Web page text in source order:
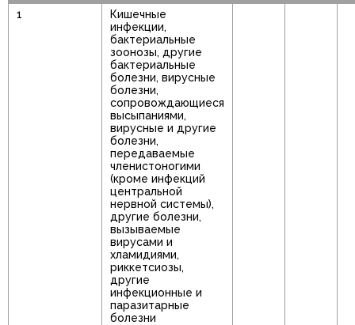
1
Кишечные
инфекции,
бактериальные
зоонозы, другие
бактериальные
болезни, вирусные
болезни,
сопровождающиеся
высыпаниями,
вирусные и другие
болезни,
передаваемые
членистоногими
(кроме инфекций
центральной
нервной системы),
другие болезни,
вызываемые
вирусами и
хламидиями,
риккетсиозы,
другие
инфекционные и
паразитарные
болезни